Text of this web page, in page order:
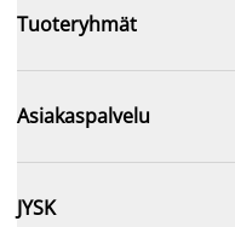
Tuoteryhmät
Asiakaspalvelu
JYSK